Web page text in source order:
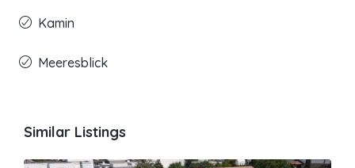
Kamin
Meeresblick
Similar Listings